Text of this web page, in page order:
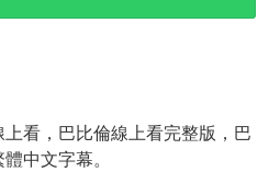
上看，巴比倫線上看完整版，巴
中文字幕。